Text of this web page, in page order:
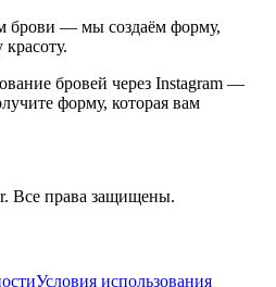
— мы создаём форму,
бровей через Instagram —
форму, которая вам
Все права защищены.
Условия использования